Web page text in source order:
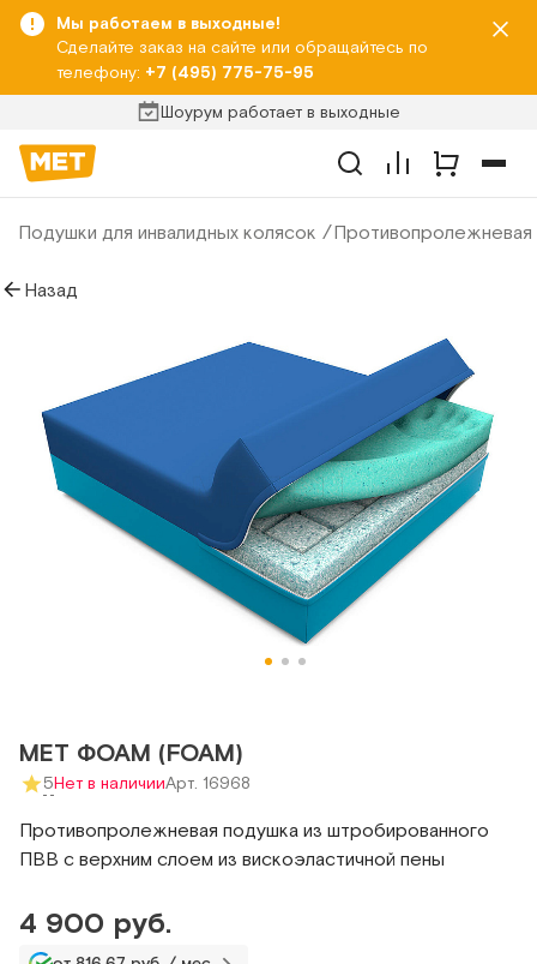
Мы работаем в выходные!
Сделайте заказ на сайте или обращайтесь по
телефону: +7 (495) 775-75-95
Шоурум работает в выходные
Подушки для инвалидных колясок Противопролежневая
Назад
MET ФОАМ (FOAM)
5Нет в наличииАрт. 16968
Противопролежневая подушка из штробированного
ПВВ с верхним слоем из вискоэластичной пены
4 900 руб.